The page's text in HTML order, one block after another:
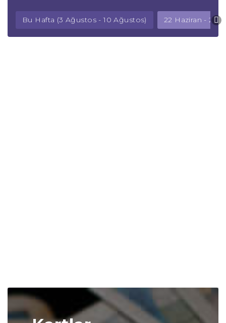
Bu Hafta (3 Ağustos - 10 Ağustos) 22 Haziran - 29